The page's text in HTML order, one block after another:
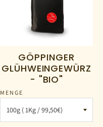
GÖPPINGER
GLÜHWEINGEWÜRZ
- "BIO"
MENGE